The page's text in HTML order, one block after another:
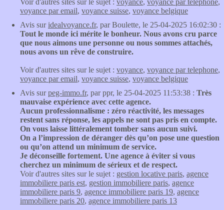
Voir d'autres sites sur le sujet : voyance, voyance par telephone,
voyance par email, voyance suisse, voyance belgique
Avis suridealvoyance.fr, par Boulette, le 25-04-2025 16:02:30 :
Tout le monde ici mérite le bonheur. Nous avons cru parce
que nous aimons une personne ou nous sommes attachés,
nous avons un rêve de construire.
Voir d'autres sites sur le sujet : voyance, voyance par telephone,
voyance par email, voyance suisse, voyance belgique
Avis surpeg-immo.fr, par ppr, le 25-04-2025 11:53:38 : Très
mauvaise expérience avec cette agence.
Aucun professionnalisme : zéro réactivité, les messages
restent sans réponse, les appels ne sont pas pris en compte.
On vous laisse littéralement tomber sans aucun suivi.
On a l’impression de déranger dès qu’on pose une question
ou qu’on attend un minimum de service.
Je déconseille fortement. Une agence à éviter si vous
cherchez un minimum de sérieux et de respect.
Voir d'autres sites sur le sujet : gestion locative paris, agence
immobiliere paris est, gestion immobiliere paris, agence
immobiliere paris 9, agence immobiliere paris 19, agence
immobiliere paris 20, agence immobiliere paris 13